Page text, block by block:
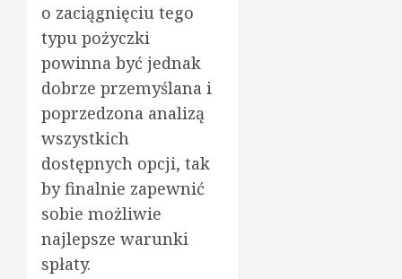
o zaciągnięciu tego
typu pożyczki
powinna być jednak
dobrze przemyślana i
poprzedzona analizą
wszystkich
dostępnych opcji, tak
by finalnie zapewnić
sobie możliwie
najlepsze warunki
spłaty.